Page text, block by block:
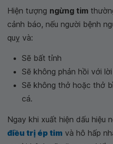
Hiện tượng ngừng tim
cảnh báo, nếu người bệnh
quỵ và:
Sẽ bất tỉnh
Sẽ không phản hồi với
Sẽ không thở hoặc thở
cá.
Ngay khi xuất hiện dấu hiệu
điều trị ép tim và hô hấp